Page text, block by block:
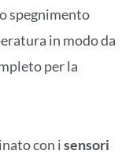
spegnimento
in modo da
per la
con isensori